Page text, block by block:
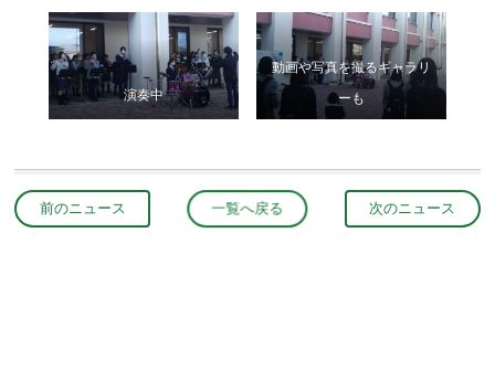
演奏中
動画や写真を撮るギャラリ
ーも
前のニュース 一覧へ戻る 次のニュース